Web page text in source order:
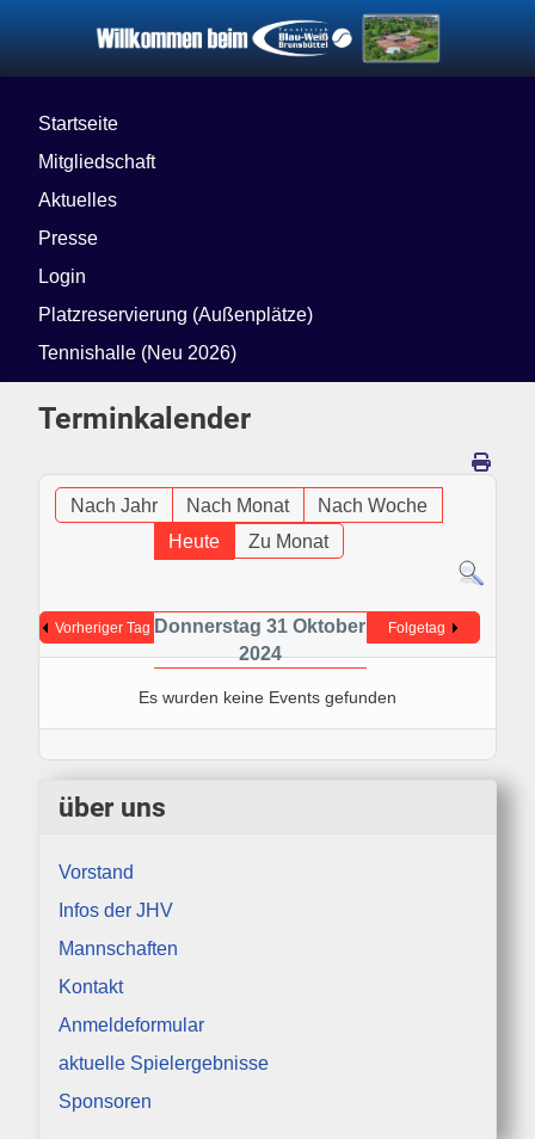
Startseite
Mitgliedschaft
Aktuelles
Presse
Login
Platzreservierung (Außenplätze)
Tennishalle (Neu 2026)
Terminkalender
Nach Jahr Nach Monat
Nach Woche
Heute
Zu Monat
Vorheriger Tag Donnerstag 31 Oktober
2024
Folgetag
Es wurden keine Events gefunden
über uns
Vorstand
Infos der JHV
Mannschaften
Kontakt
Anmeldeformular
aktuelle Spielergebnisse
Sponsoren